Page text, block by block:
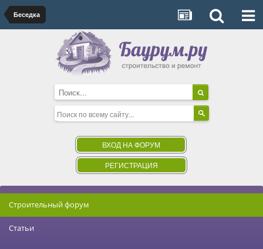
Беседка
ВХОД НА ФОРУМ
РЕГИСТРАЦИЯ
Строительный форум
Статьи